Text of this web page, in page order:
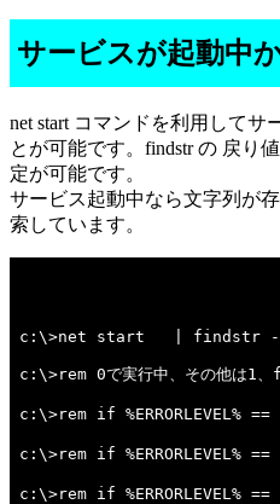
サービスが起動中
net start コマンドを利用してサ
とが可能です。findstr の 戻り
定が可能です。
サービス起動中なら文字列が
索しています。
c:\>net start   | findstr -i
c:\>rem 0で実行中、その他は1
c:\>rem if %ERRORLEVEL%
c:\>rem if %ERRORLEVEL%
c:\>rem if %ERRORLEVEL%